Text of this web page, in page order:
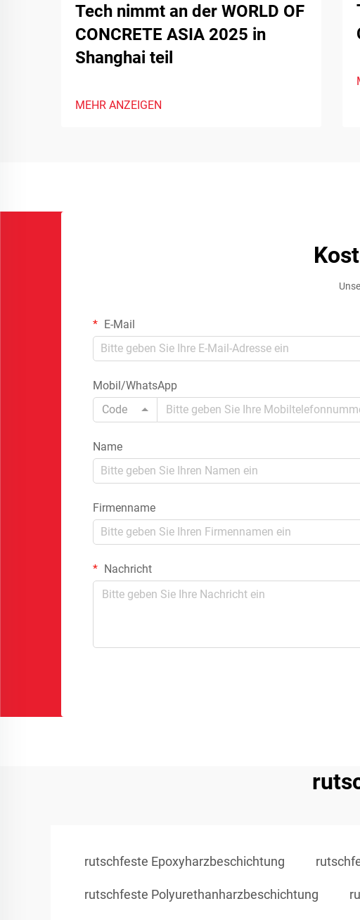
Tech nimmt an der WORLD OF
CONCRETE ASIA 2025 in
Shanghai teil
MEHR ANZEIGEN
E-Mail
Mobil/WhatsApp
Code
Name
Firmenname
Nachricht
rutschfeste Epoxyharzbeschichtung
rutschfeste Polyurethanharzbeschichtung